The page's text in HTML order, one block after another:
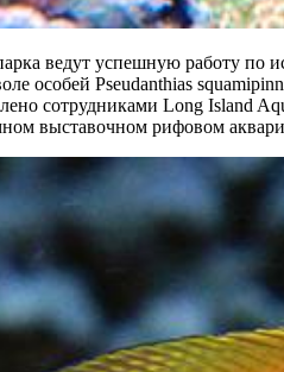
ведут успешную работу
особей Pseudanthias
сотрудниками Long Island
выставочном рифовом